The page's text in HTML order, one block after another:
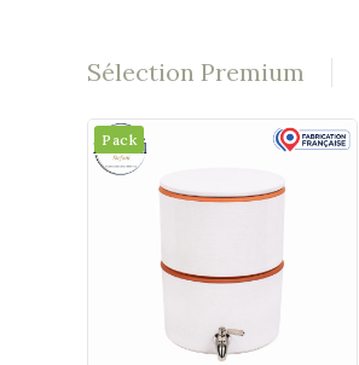
Sélection Premium
Pack
Pack